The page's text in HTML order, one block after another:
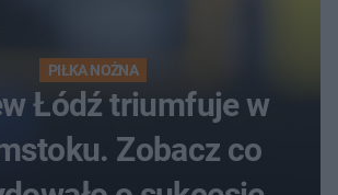
PIŁKA NOŻNA
Łódź triumfuje w
Zobacz co